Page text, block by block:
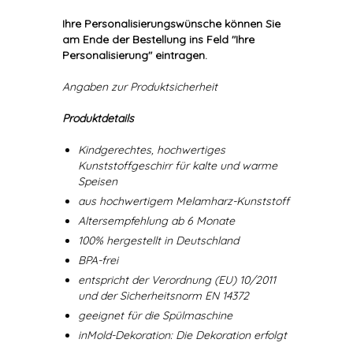
Ihre Personalisierungswünsche können Sie
am Ende der Bestellung ins Feld "Ihre
Personalisierung" eintragen.
Angaben zur Produktsicherheit
Produktdetails
Kindgerechtes, hochwertiges
Kunststoffgeschirr für kalte und warme
Speisen
aus hochwertigem Melamharz-Kunststoff
Altersempfehlung ab 6 Monate
100% hergestellt in Deutschland
BPA-frei
entspricht der Verordnung (EU) 10/2011
und der Sicherheitsnorm EN 14372
geeignet für die Spülmaschine
inMold-Dekoration: Die Dekoration erfolgt